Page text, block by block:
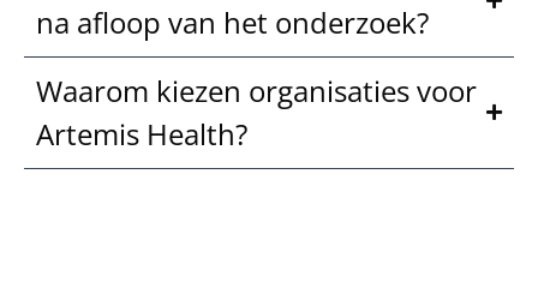
na afloop van het onderzoek?
Waarom kiezen organisaties voor
Artemis Health?